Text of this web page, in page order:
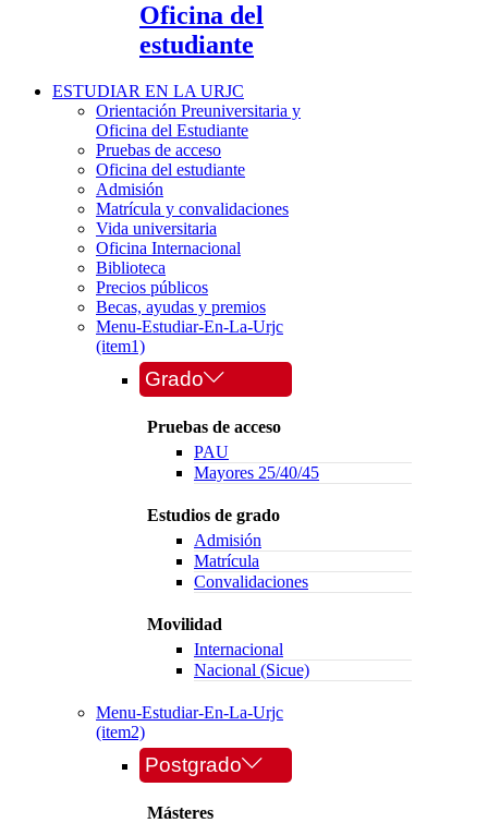
Oficina del
estudiante
ESTUDIAR EN LA URJC
Orientación Preuniversitaria y
Oficina del Estudiante
Pruebas de acceso
Oficina del estudiante
Admisión
Matrícula y convalidaciones
Vida universitaria
Oficina Internacional
Biblioteca
Precios públicos
Becas, ayudas y premios
Menu-Estudiar-En-La-Urjc
(item1)
Grado
Pruebas de acceso
PAU
Mayores 25/40/45
Estudios de grado
Admisión
Matrícula
Convalidaciones
Movilidad
Internacional
Nacional (Sicue)
Menu-Estudiar-En-La-Urjc
(item2)
Postgrado
Másteres